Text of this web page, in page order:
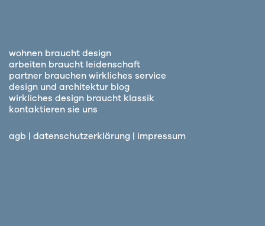
wohnen braucht design
arbeiten braucht leidenschaft
partner brauchen wirkliches service
design und architektur blog
wirkliches design braucht klassik
kontaktieren sie uns
agb | datenschutzerklärung | impressum